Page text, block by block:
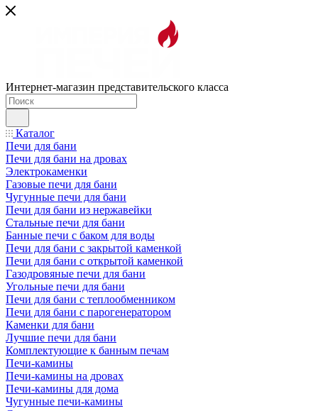
Интернет-магазин представительского класса
Каталог
Печи для бани
Печи для бани на дровах
Электрокаменки
Газовые печи для бани
Чугунные печи для бани
Печи для бани из нержавейки
Стальные печи для бани
Банные печи с баком для воды
Печи для бани с закрытой каменкой
Печи для бани с открытой каменкой
Газодровяные печи для бани
Угольные печи для бани
Печи для бани с теплообменником
Печи для бани с парогенератором
Каменки для бани
Лучшие печи для бани
Комплектующие к банным печам
Печи-камины
Печи-камины на дровах
Печи-камины для дома
Чугунные печи-камины